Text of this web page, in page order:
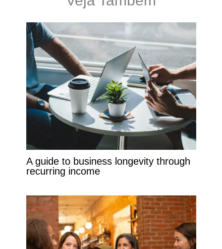
A guide to business longevity through
recurring income